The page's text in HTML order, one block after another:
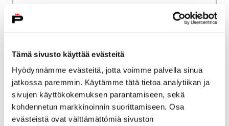
Tämä sivusto käyttää evästeitä
Hyödynnämme evästeitä, jotta voimme palvella sinua
jatkossa paremmin. Käytämme tätä tietoa analytiikan ja
sivujen käyttökokemuksen parantamiseen, sekä
kohdennetun markkinoinnin suorittamiseen. Osa
evästeistä ovat välttämättömiä sivuston
Ota yhteyttä
Liikuntatilojen laskutussopimus
Liikuntatilojen
laskutussopimus
yrityksille ja yhteisöille